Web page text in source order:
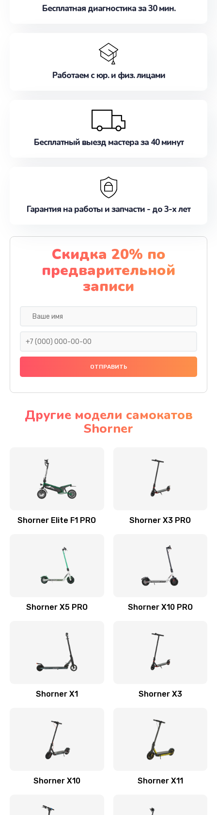
Бесплатная диагностика за 30 мин.
Работаем с юр. и физ. лицами
Бесплатный выезд мастера за 40 минут
Гарантия на работы и запчасти - до 3-х лет
Скидка 20% по
предварительной
записи
Другие модели самокатов
Shorner
Shorner Elite F1 PRO Shorner X3 PRO
Shorner X5 PRO Shorner X10 PRO
Shorner X1 Shorner X3
Shorner X10 Shorner X11